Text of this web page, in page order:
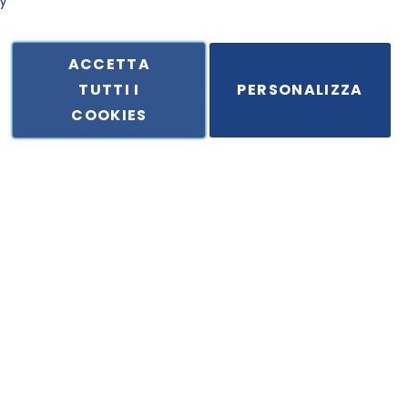
in Via Principe di Piemonte 199, cap. 80026 Casoria (NA) -
ACCETTA
TUTTI I
COOKIES
PERSONALIZZA